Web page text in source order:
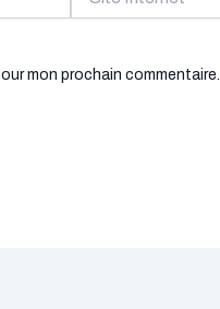
Internet
mon prochain commentaire.